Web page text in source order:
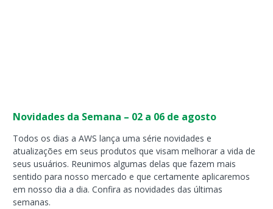
Novidades da Semana – 02 a 06 de agosto
Todos os dias a AWS lança uma série novidades e
atualizações em seus produtos que visam melhorar a vida de
seus usuários. Reunimos algumas delas que fazem mais
sentido para nosso mercado e que certamente aplicaremos
em nosso dia a dia. Confira as novidades das últimas
semanas.